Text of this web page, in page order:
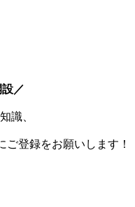
／
識、
登録をお願いします！